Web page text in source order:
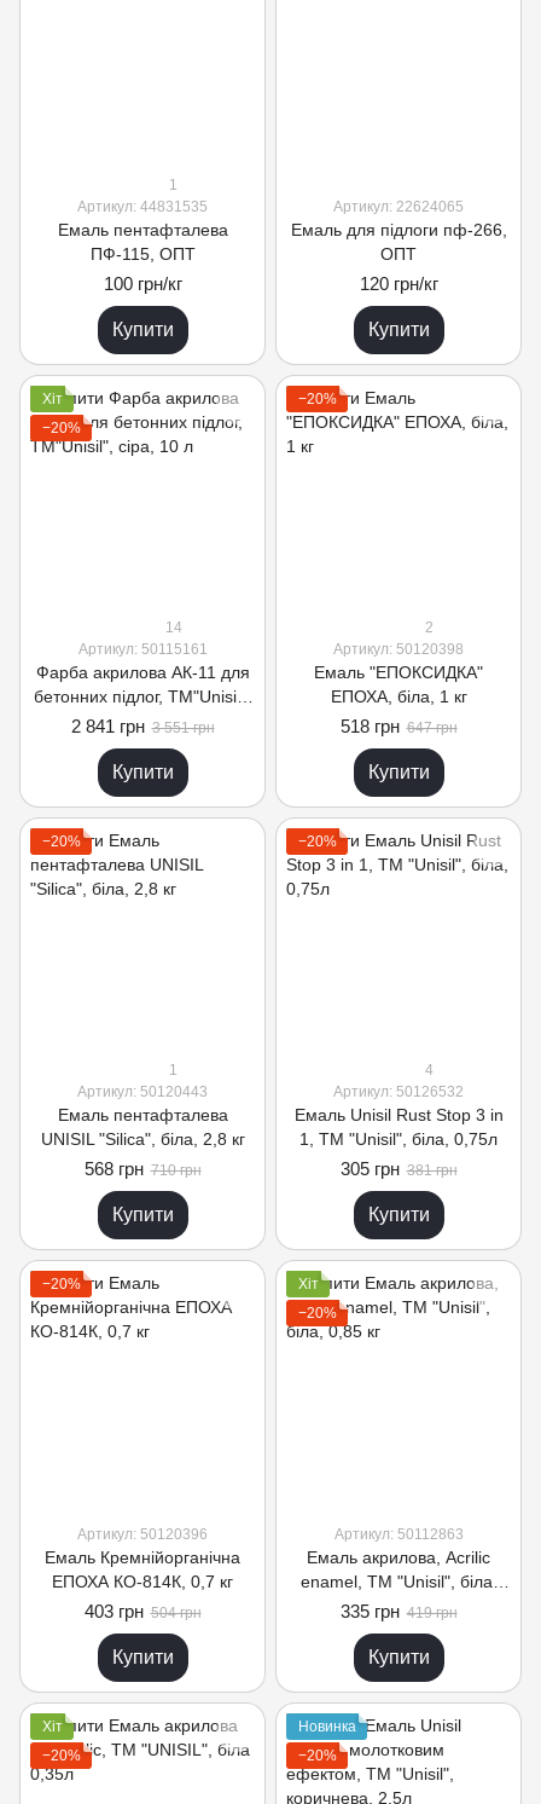
1
Артикул: 44831535
Емаль пентафталева
ПФ-115, ОПТ
100 грн/кг
Купити
Артикул: 22624065
Емаль для підлоги пф-266,
ОПТ
120 грн/кг
Купити
Хіт
−20%
14
Артикул: 50115161
Фарба акрилова АК-11 для
бетонних підлог, ТМ"Unisil",
сіра, 10 л
2 841 грн 3 551 грн
Купити
−20%
2
Артикул: 50120398
Емаль "ЕПОКСИДКА"
ЕПОХА, біла, 1 кг
518 грн 647 грн
Купити
−20%
1
Артикул: 50120443
Емаль пентафталева
UNISIL "Silica", біла, 2,8 кг
568 грн 710 грн
Купити
−20%
4
Артикул: 50126532
Емаль Unisil Rust Stop 3 in
1, ТМ "Unisil", біла, 0,75л
305 грн 381 грн
Купити
−20%
Артикул: 50120396
Емаль Кремнійорганічна
ЕПОХА КО-814К, 0,7 кг
403 грн 504 грн
Купити
Хіт
−20%
Артикул: 50112863
Емаль акрилова, Acrilic
enamel, TM "Unisil", біла,
0,85 кг
335 грн 419 грн
Купити
Хіт
−20%
Новинка
−20%